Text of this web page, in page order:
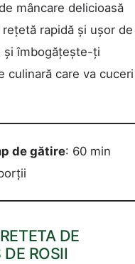
mâncare delicioasă
rapidă și ușor de
și îmbogățește-ți
culinară care va cuceri
de gătire: 60 min
DE
ROSII